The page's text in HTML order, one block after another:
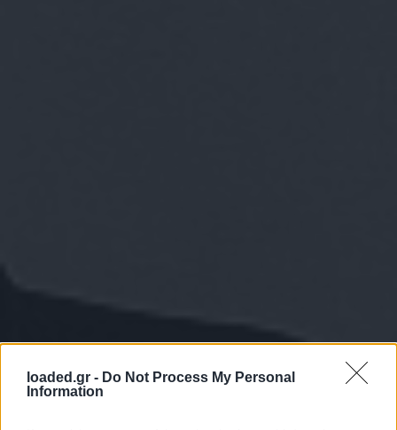
loaded.gr - Do Not Process My Personal
Information